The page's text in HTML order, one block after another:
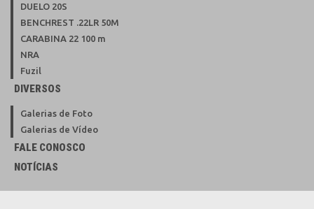
DUELO 20S
BENCHREST .22LR 50M
CARABINA 22 100 m
NRA
Fuzil
DIVERSOS
Galerias de Foto
Galerias de Vídeo
FALE CONOSCO
NOTÍCIAS